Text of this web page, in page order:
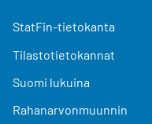
StatFin-tietokanta
Tilastotietokannat
Suomi lukuina
Rahanarvonmuunnin